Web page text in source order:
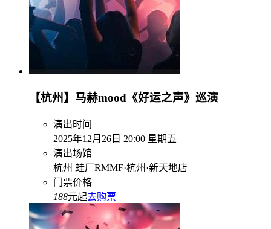
【杭州】马赫mood《好运之声》巡演
演出时间
2025年12月26日 20:00 星期五
演出场馆
杭州 蛙厂RMMF·杭州·新天地店
门票价格
188元起去购票